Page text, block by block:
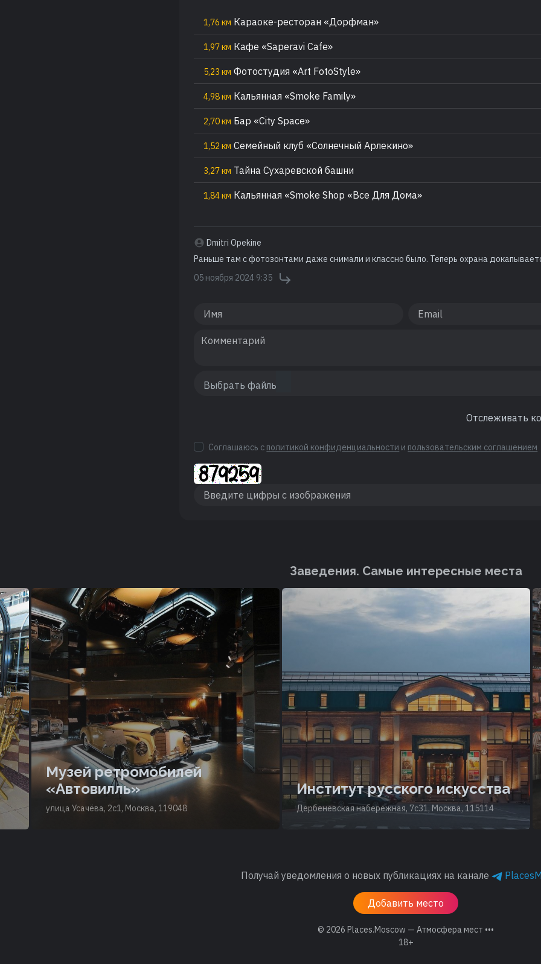
1,76 км Караоке-ресторан «Дорфман»
1,97 км Кафе «Saperavi Cafe»
5,23 км Фотостудия «Art FotoStyle»
4,98 км Кальянная «Smoke Family»
2,70 км Бар «City Space»
1,52 км Семейный клуб «Солнечный Арлекино»
3,27 км Тайна Сухаревской башни
1,84 км Кальянная «Smoke Shop «Все Для Дома»
Dmitri Opekine
Раньше там с фотозонтами даже снимали и классно было. Теперь охрана
05 ноября 2024 9:35
Отслеживать
Соглашаюсь с политикой конфиденциальности и пользовательским соглашением
Заведения. Cамые интересные места
Музей ретромобилей
«Автовилль»
улица Усачёва, 2с1, Москва, 119048
Институт русского искусства
Дербеневская набережная, 7с31, Москва, 115114
Получай уведомления о новых публикациях на канале
Добавить место
© 2026 Places.Moscow — Атмосфера мест •••
18+